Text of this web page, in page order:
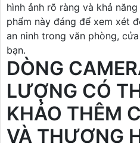
hình ảnh rõ ràng và khả
phẩm này đáng để xem xét
an ninh trong văn phòng,
bạn.
DÒNG
LƯỢNG CÓ
KHẢO THÊM
VÀ THƯƠNG